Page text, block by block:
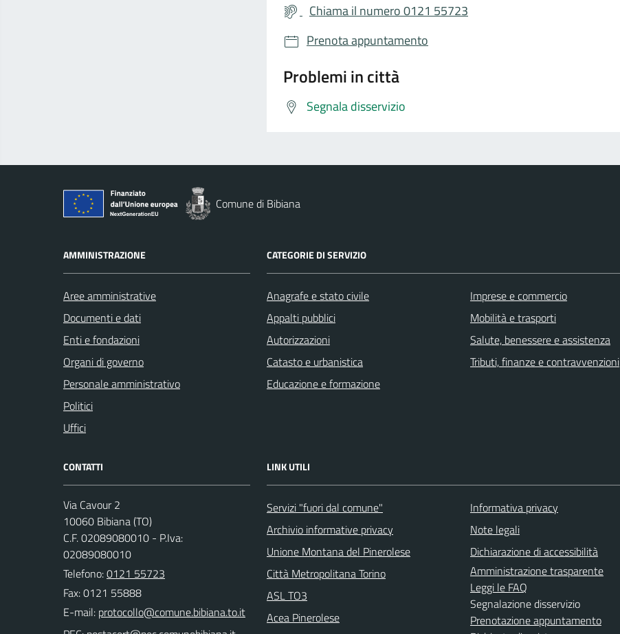
Chiama il numero 0121 55723
Prenota appuntamento
Problemi in città
Segnala disservizio
Comune di Bibiana
AMMINISTRAZIONE
Aree amministrative
Documenti e dati
Enti e fondazioni
Organi di governo
Personale amministrativo
Politici
Uffici
CATEGORIE DI SERVIZIO
Anagrafe e stato civile
Appalti pubblici
Autorizzazioni
Catasto e urbanistica
Educazione e formazione
Imprese e commercio
Mobilità e trasporti
Salute, benessere e assistenza
Tributi, finanze e contravvenzioni
CONTATTI
Via Cavour 2
10060 Bibiana (TO)
C.F. 02089080010 - P.Iva:
02089080010
Telefono:0121 55723
Fax: 0121 55888
E-mail:
LINK UTILI
Servizi "fuori dal comune"
Archivio informative privacy
Unione Montana del Pinerolese
Città Metropolitana Torino
ASL TO3
Acea Pinerolese
Informativa privacy
Note legali
Dichiarazione di accessibilità
Amministrazione trasparente
Leggi le FAQ
Segnalazione disservizio
Prenotazione appuntamento